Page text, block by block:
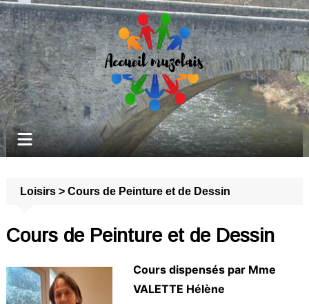
Aller
au
contenu
Loisirs> Cours de Peinture et de Dessin
Cours de Peinture et de Dessin
Cours dispensés par Mme
VALETTE Hélène